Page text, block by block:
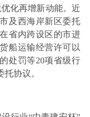
化再增新动能。近
及西海岸新区委托
省内跨设区的市进
船运输经营许可以
处罚等20项省级行
协议。